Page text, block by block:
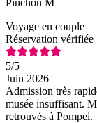
Voyage en couple
Réservation vérifiée
5/5
Juin 2026
Admission très
musée insuffisant.
retrouvés à Pompei.